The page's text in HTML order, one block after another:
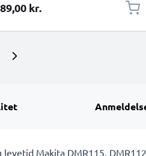
89,00 kr.
Makita DMR115,